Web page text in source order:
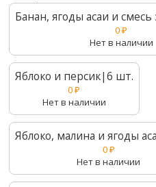
Банан, ягоды асаи и
0₽
Нет в наличии
Яблоко и персик|6 шт.
0₽
Нет в наличии
Яблоко, малина и ягоды
0₽
Нет в наличии